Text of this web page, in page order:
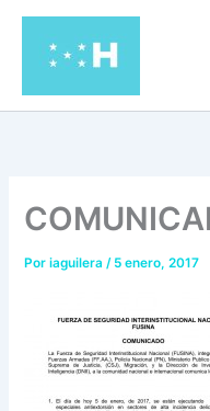
contenido
Poriaguilera/ 5 enero, 2017